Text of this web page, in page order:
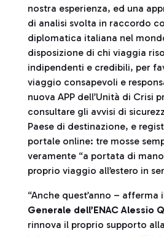
nostra esperienza, ed una
di analisi svolta in raccordo
diplomatica italiana nel
disposizione di chi viaggia
indipendenti e credibili, per
viaggio consapevoli e
nuova APP dell’Unità di Crisi
consultare gli avvisi di
Paese di destinazione, e
portale online: tre mosse
veramente “a portata di
proprio viaggio all’estero in
“Anche quest’anno – afferma
Generale dell’ENAC Alessio
rinnova il proprio supporto